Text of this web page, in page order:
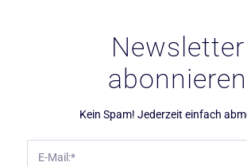
Newsletter
abonnieren
Kein Spam! Jederzeit einfach